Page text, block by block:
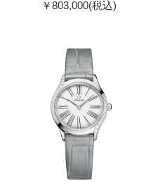
￥803,000(税込)